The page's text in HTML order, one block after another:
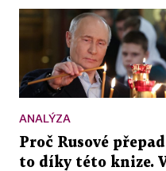
ANALÝZA
Proč Rusové
to díky této knize.